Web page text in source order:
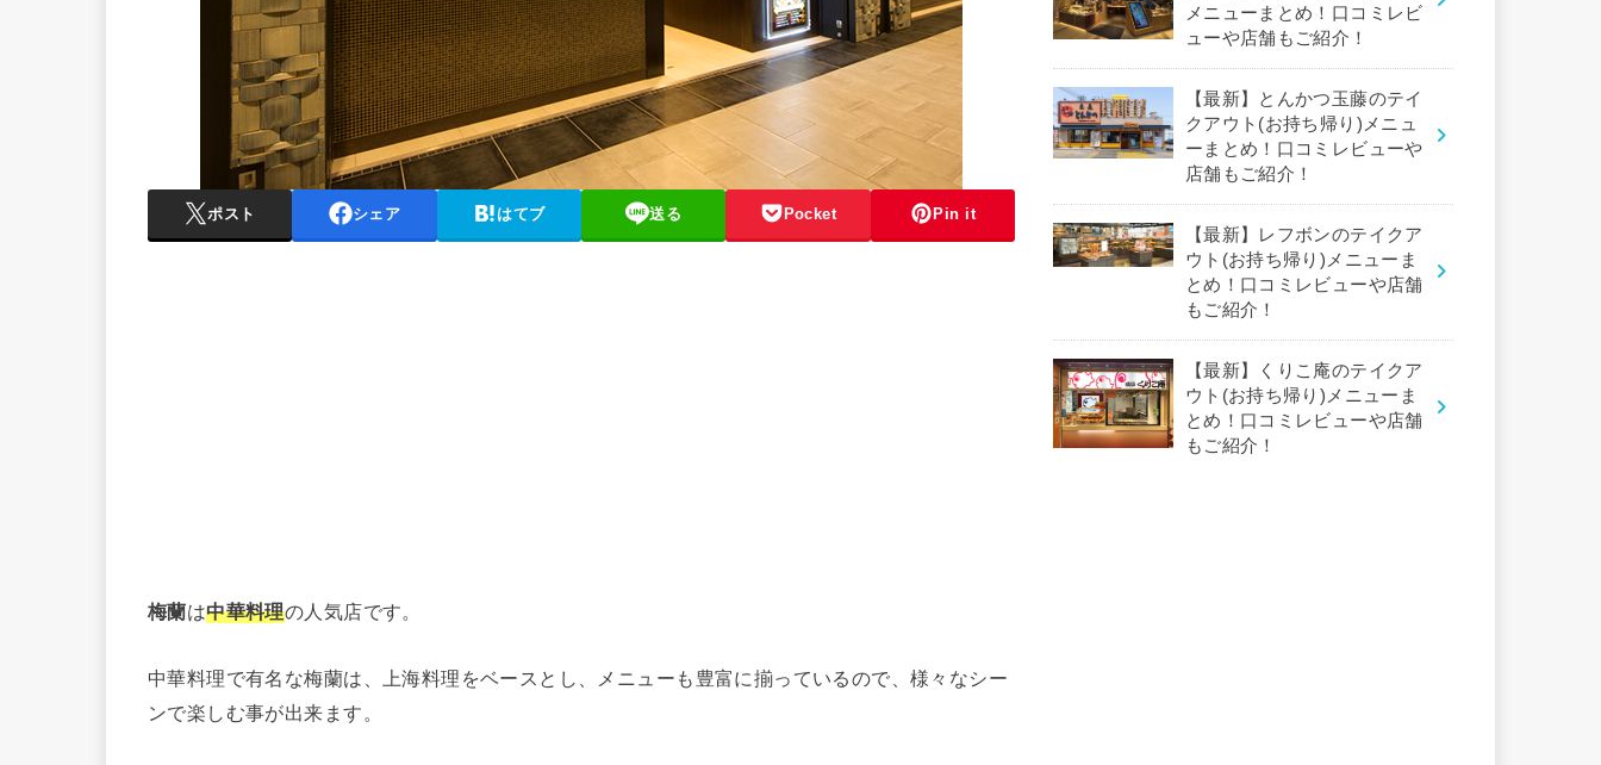
ポスト シェア はてブ 送る Pocket Pin it
梅蘭は中華料理の人気店です。
中華料理で有名な梅蘭は、上海料理をベースとし、メニューも豊富に揃っているので、様々なシー
ンで楽しむ事が出来ます。
メニューまとめ！口コミレビ
ューや店舗もご紹介！
【最新】とんかつ玉藤のテイ
クアウト(お持ち帰り)メニュ
ーまとめ！口コミレビューや
店舗もご紹介！
【最新】レフボンのテイクア
ウト(お持ち帰り)メニューま
とめ！口コミレビューや店舗
もご紹介！
【最新】くりこ庵のテイクア
ウト(お持ち帰り)メニューま
とめ！口コミレビューや店舗
もご紹介！